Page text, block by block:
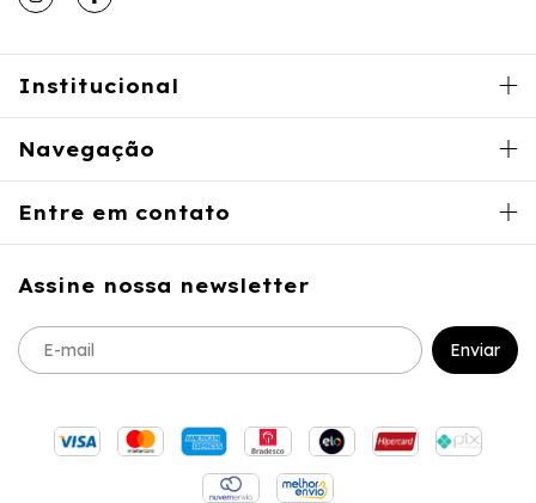
Institucional
Navegação
Entre em contato
Assine nossa newsletter